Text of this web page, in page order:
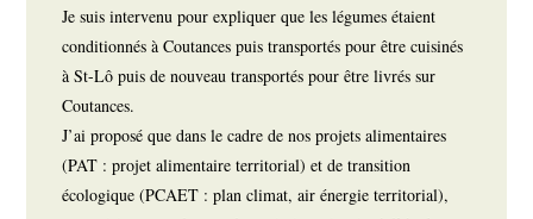
Je suis intervenu pour expliquer que les légumes étaient
conditionnés à Coutances puis transportés pour être cuisinés
à St-Lô puis de nouveau transportés pour être livrés sur
Coutances.
J’ai proposé que dans le cadre de nos projets alimentaires
(PAT : projet alimentaire territorial) et de transition
écologique (PCAET : plan climat, air énergie territorial),